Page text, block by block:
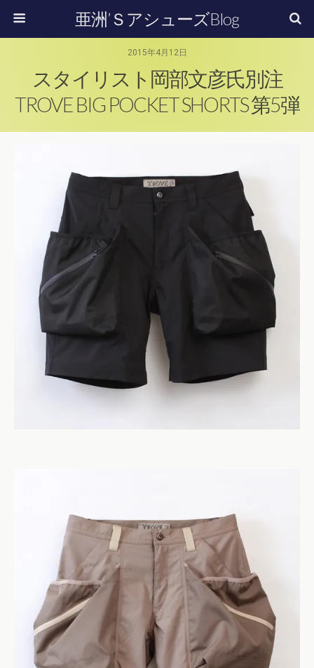
亜洲’ＳアシューズBlog
2015年4月12日
スタイリスト岡部文彦氏別注
TROVE BIG POCKET SHORTS 第5弾